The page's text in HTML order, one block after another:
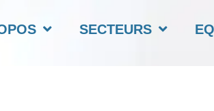
SECTEURS